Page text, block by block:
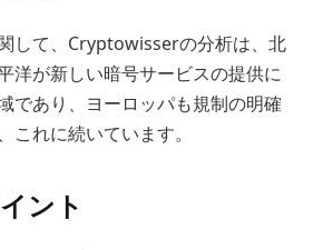
して、Cryptowisserの分析は、北
洋が新しい暗号サービスの提供に
であり、ヨーロッパも規制の明確
これに続いています。
ント